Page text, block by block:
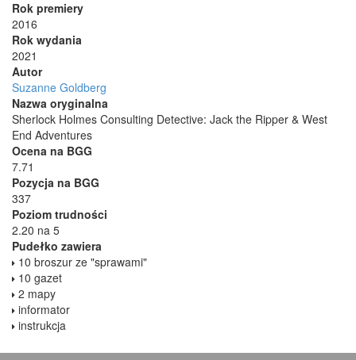
Rok premiery
2016
Rok wydania
2021
Autor
Suzanne Goldberg
Nazwa oryginalna
Sherlock Holmes Consulting Detective: Jack the Ripper & West
End Adventures
Ocena na BGG
7.71
Pozycja na BGG
337
Poziom trudności
2.20 na 5
Pudełko zawiera
10 broszur ze "sprawami"
10 gazet
2 mapy
informator
instrukcja